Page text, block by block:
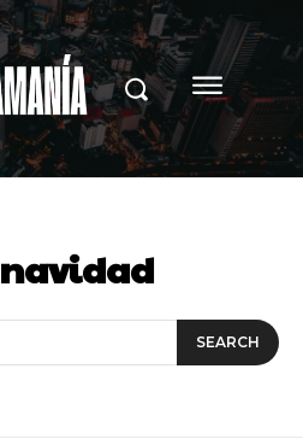
navidad
SEARCH